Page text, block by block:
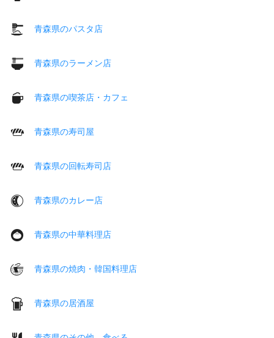
青森県のパスタ店
青森県のラーメン店
青森県の喫茶店・カフェ
青森県の寿司屋
青森県の回転寿司店
青森県のカレー店
青森県の中華料理店
青森県の焼肉・韓国料理店
青森県の居酒屋